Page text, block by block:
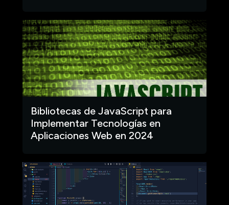
Bibliotecas de JavaScript para
Implementar Tecnologías en
Aplicaciones Web en 2024